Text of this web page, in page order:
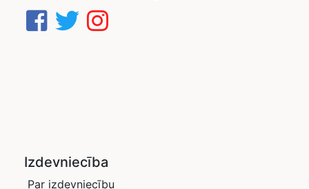
Izdevniecība
Par izdevniecību